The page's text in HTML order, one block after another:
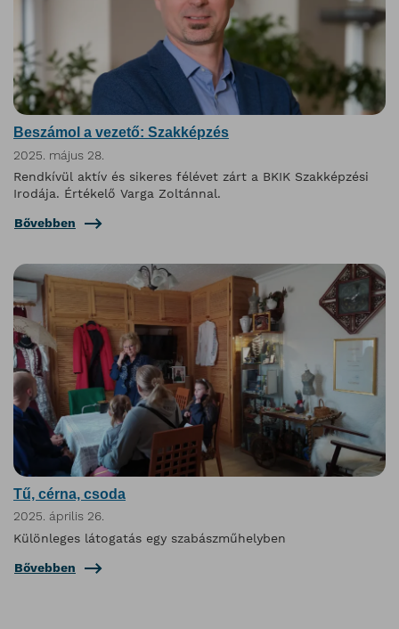
Beszámol a vezető: Szakképzés
2025. május 28.
Rendkívül aktív és sikeres félévet zárt a BKIK Szakképzési
Irodája. Értékelő Varga Zoltánnal.
Bővebben
Tű, cérna, csoda
2025. április 26.
Különleges látogatás egy szabászműhelyben
Bővebben